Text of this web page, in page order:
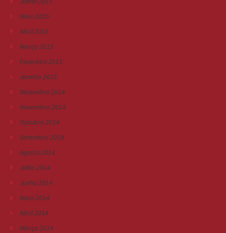
Maio 2015
Abril 2015
Março 2015
Fevereiro 2015
Janeiro 2015
Dezembro 2014
Novembro 2014
Outubro 2014
Setembro 2014
Agosto 2014
Julho 2014
Junho 2014
Maio 2014
Abril 2014
Março 2014